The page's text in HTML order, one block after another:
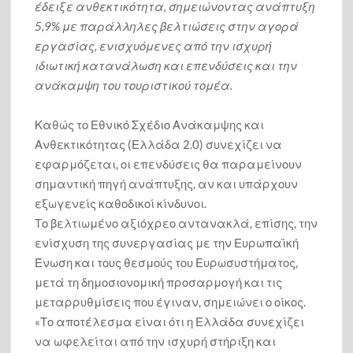
Ανακοίνωσε 2 υποψηφίους στη Φωκίδα ο Φάνης Σπανός
Από τους Αιγύπτιους ως τον Ιπποκράτη και από την Ινδία
ως τους Αζτέκους χρησιμοποιούσαν τον χαλκό ως
Τι και ποιόν στηρίζει ο υφυπουργός Γιάννης Μπούγας στις
Δημοτικές και Περιφερειακές εκλογές￼
Ecumenical Delphic Committee
Αἶνος Το Pavillion Ανέστη
Τί Λωζάννη τι Κοζάνη
Αἶνος Ένα έργο πνοής για την Φωκίδα και για την Ελλάδα
Μια μοναδική Πολιτισμική ναι, Ναι εν Πολιτισμό
παρουσίαση, με πολλά μηνύματα. Άντε όπως άριστα
υπογράμμισε και ο Βουλευτής Φωκίδας Ιωάννης Μπούγας
και στην παράκαμψη Δελφών και ενοποίηση του
έδειξε ανθεκτικότητα, σημειώνοντας ανάπτυξη
5,9% με παράλληλες βελτιώσεις στην αγορά
εργασίας, ενισχυόμενες από την ισχυρή
ιδιωτική κατανάλωση και επενδύσεις και την
ανάκαμψη του τουριστικού τομέα.
Καθώς το Εθνικό Σχέδιο Ανάκαμψης και
Ανθεκτικότητας (Ελλάδα 2.0) συνεχίζει να
εφαρμόζεται, οι επενδύσεις θα παραμείνουν
σημαντική πηγή ανάπτυξης, αν και υπάρχουν
εξωγενείς καθοδικοί κίνδυνοι.
Το βελτιωμένο αξιόχρεο αντανακλά, επίσης, την
ενίσχυση της συνεργασίας με την Ευρωπαϊκή
Ένωση και τους θεσμούς του Ευρωσυστήματος,
μετά τη δημοσιονομική προσαρμογή και τις
μεταρρυθμίσεις που έγιναν, σημειώνει ο οίκος.
«Το αποτέλεσμα είναι ότι η Ελλάδα συνεχίζει
να ωφελείται από την ισχυρή στήριξη και